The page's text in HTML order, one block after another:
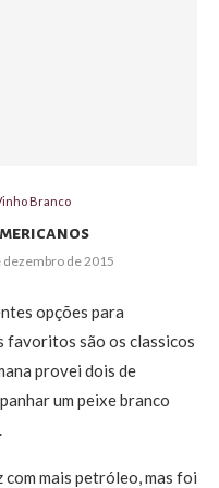
Branco
dezembro de 2015
opções para
favoritos são os classicos
provei dois de
um peixe branco
mais petróleo, mas foi